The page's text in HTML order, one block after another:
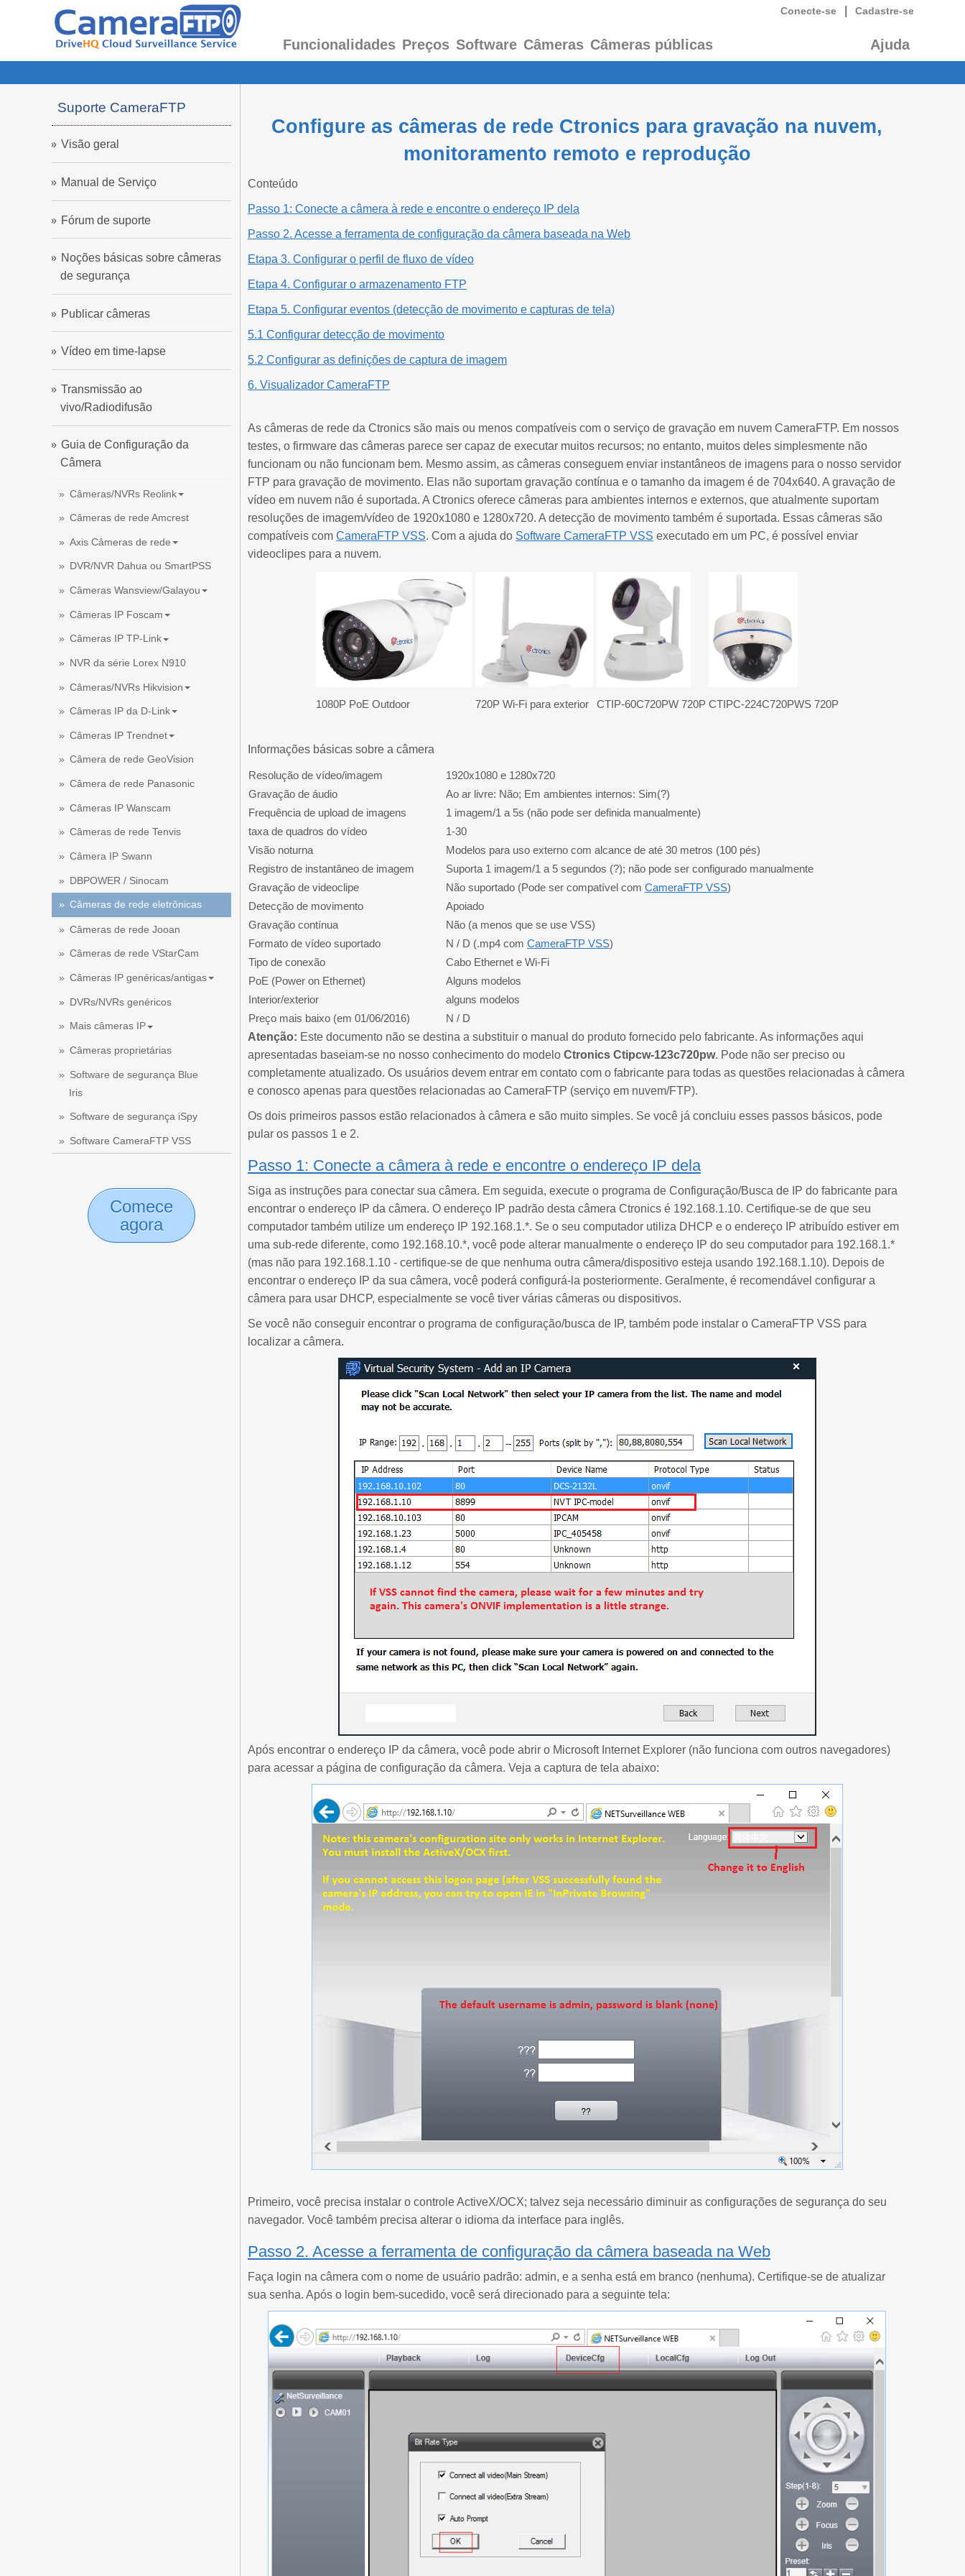
Conecte-se Cadastre-se
Funcionalidades Preços Software Câmeras Câmeras públicas Ajuda
Suporte CameraFTP
Visão geral
Manual de Serviço
Fórum de suporte
Noções básicas sobre câmeras
de segurança
Publicar câmeras
Vídeo em time-lapse
Transmissão ao
vivo/Radiodifusão
Guia de Configuração da
Câmera
Câmeras/NVRs Reolink
Câmeras de rede Amcrest
Axis Câmeras de rede
DVR/NVR Dahua ou SmartPSS
Câmeras Wansview/Galayou
Câmeras IP Foscam
Câmeras IP TP-Link
NVR da série Lorex N910
Câmeras/NVRs Hikvision
Câmeras IP da D-Link
Câmeras IP Trendnet
Câmera de rede GeoVision
Câmera de rede Panasonic
Câmeras IP Wanscam
Câmeras de rede Tenvis
Câmera IP Swann
DBPOWER / Sinocam
Câmeras de rede eletrônicas
Câmeras de rede Jooan
Câmeras de rede VStarCam
Câmeras IP genéricas/antigas
DVRs/NVRs genéricos
Mais câmeras IP
Câmeras proprietárias
Software de segurança Blue
Iris
Software de segurança iSpy
Software CameraFTP VSS
Comece
agora
Configure as câmeras de rede Ctronics para gravação na nuvem,
monitoramento remoto e reprodução
Conteúdo
Passo 1: Conecte a câmera à rede e encontre o endereço IP dela
Passo 2. Acesse a ferramenta de configuração da câmera baseada na Web
Etapa 3. Configurar o perfil de fluxo de vídeo
Etapa 4. Configurar o armazenamento FTP
Etapa 5. Configurar eventos (detecção de movimento e capturas de tela)
5.1 Configurar detecção de movimento
5.2 Configurar as definições de captura de imagem
6. Visualizador CameraFTP
As câmeras de rede da Ctronics são mais ou menos compatíveis com o serviço de gravação em nuvem CameraFTP. Em nossos
testes, o firmware das câmeras parece ser capaz de executar muitos recursos; no entanto, muitos deles simplesmente não
funcionam ou não funcionam bem. Mesmo assim, as câmeras conseguem enviar instantâneos de imagens para o nosso servidor
FTP para gravação de movimento. Elas não suportam gravação contínua e o tamanho da imagem é de 704x640. A gravação de
vídeo em nuvem não é suportada. A Ctronics oferece câmeras para ambientes internos e externos, que atualmente suportam
resoluções de imagem/vídeo de 1920x1080 e 1280x720. A detecção de movimento também é suportada. Essas câmeras são
compatíveis com CameraFTP VSS. Com a ajuda do Software CameraFTP VSS executado em um PC, é possível enviar
videoclipes para a nuvem.
1080P PoE Outdoor 720P Wi-Fi para exterior CTIP-60C720PW 720P CTIPC-224C720PWS 720P
Informações básicas sobre a câmera
Resolução de vídeo/imagem
1920x1080 e 1280x720
Gravação de áudio
Ao ar livre: Não; Em ambientes internos: Sim(?)
Frequência de upload de imagens
1 imagem/1 a 5s (não pode ser definida manualmente)
taxa de quadros do vídeo
1-30
Visão noturna
Modelos para uso externo com alcance de até 30 metros (100 pés)
Registro de instantâneo de imagem
Suporta 1 imagem/1 a 5 segundos (?); não pode ser configurado manualmente
Gravação de videoclipe
Não suportado (Pode ser compatível com CameraFTP VSS)
Detecção de movimento
Apoiado
Gravação contínua
Não (a menos que se use VSS)
Formato de vídeo suportado
N / D (.mp4 com CameraFTP VSS)
Tipo de conexão
Cabo Ethernet e Wi-Fi
PoE (Power on Ethernet)
Alguns modelos
Interior/exterior
alguns modelos
Preço mais baixo (em 01/06/2016)
N / D
Atenção: Este documento não se destina a substituir o manual do produto fornecido pelo fabricante. As informações aqui
apresentadas baseiam-se no nosso conhecimento do modelo Ctronics Ctipcw-123c720pw. Pode não ser preciso ou
completamente atualizado. Os usuários devem entrar em contato com o fabricante para todas as questões relacionadas à câmera
e conosco apenas para questões relacionadas ao CameraFTP (serviço em nuvem/FTP).
Os dois primeiros passos estão relacionados à câmera e são muito simples. Se você já concluiu esses passos básicos, pode
pular os passos 1 e 2.
Passo 1: Conecte a câmera à rede e encontre o endereço IP dela
Siga as instruções para conectar sua câmera. Em seguida, execute o programa de Configuração/Busca de IP do fabricante para
encontrar o endereço IP da câmera. O endereço IP padrão desta câmera Ctronics é 192.168.1.10. Certifique-se de que seu
computador também utilize um endereço IP 192.168.1.*. Se o seu computador utiliza DHCP e o endereço IP atribuído estiver em
uma sub-rede diferente, como 192.168.10.*, você pode alterar manualmente o endereço IP do seu computador para 192.168.1.*
(mas não para 192.168.1.10 - certifique-se de que nenhuma outra câmera/dispositivo esteja usando 192.168.1.10). Depois de
encontrar o endereço IP da sua câmera, você poderá configurá-la posteriormente. Geralmente, é recomendável configurar a
câmera para usar DHCP, especialmente se você tiver várias câmeras ou dispositivos.
Se você não conseguir encontrar o programa de configuração/busca de IP, também pode instalar o CameraFTP VSS para
localizar a câmera.
Após encontrar o endereço IP da câmera, você pode abrir o Microsoft Internet Explorer (não funciona com outros navegadores)
para acessar a página de configuração da câmera. Veja a captura de tela abaixo:
Primeiro, você precisa instalar o controle ActiveX/OCX; talvez seja necessário diminuir as configurações de segurança do seu
navegador. Você também precisa alterar o idioma da interface para inglês.
Passo 2. Acesse a ferramenta de configuração da câmera baseada na Web
Faça login na câmera com o nome de usuário padrão: admin, e a senha está em branco (nenhuma). Certifique-se de atualizar
sua senha. Após o login bem-sucedido, você será direcionado para a seguinte tela: